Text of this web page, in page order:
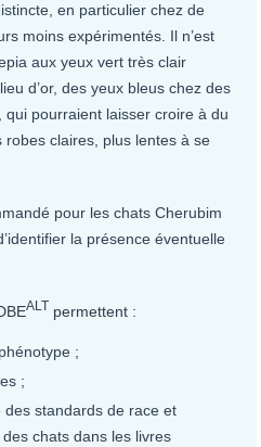
en particulier chez de
moins expérimentés. Il n’est
aux yeux vert très clair
d’or, des yeux bleus chez des
qui pourraient laisser croire à du
claires, plus lentes à se
pour les chats Cherubim
la présence éventuelle
ALT permettent :
;
;
standards de race et
des chats dans les livres